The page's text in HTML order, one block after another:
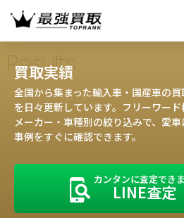
選ばれる理由
高価買取の仕組み
売却の流れ
お客様の声
Results
買取実績
全国から集まった輸入車・国産車の買
を日々更新しています。フリーワード
メーカー・車種別の絞り込みで、愛車
事例をすぐに確認できます。
カンタンに査定でき
LINE査定